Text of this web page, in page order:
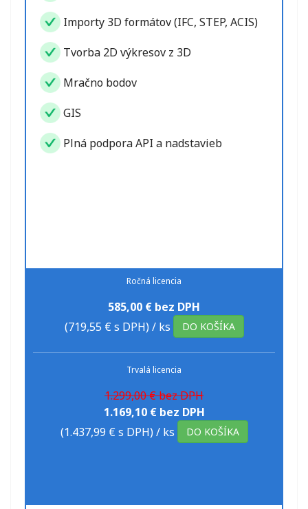
Importy 3D formátov (IFC, STEP, ACIS)
Tvorba 2D výkresov z 3D
Mračno bodov
GIS
Plná podpora API a nadstavieb
Ročná licencia
585,00 € bez DPH
(719,55 € s DPH) / ks DO KOŠÍKA
Trvalá licencia
1.299,00 € bez DPH
1.169,10 € bez DPH
(1.437,99 € s DPH) / ks DO KOŠÍKA